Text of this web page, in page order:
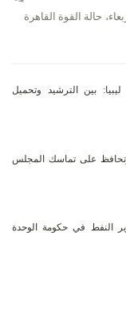
حالة القوة القاهرة
بين الترشيد وتحميل
وتحافظ على تماسك المجلس
النفط في حكومة الوحدة